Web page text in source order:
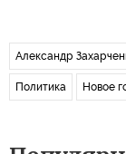
Александр
Политика Новое